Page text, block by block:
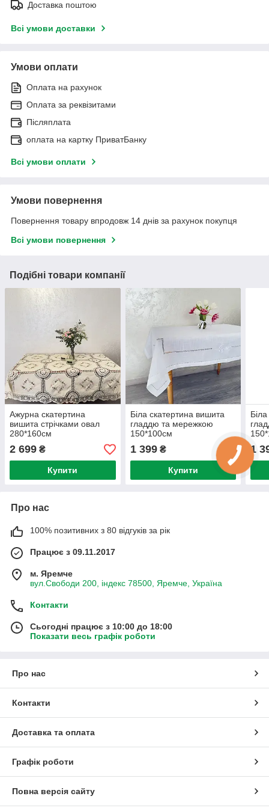
Доставка поштою
Всі умови доставки
Умови оплати
Оплата на рахунок
Оплата за реквізитами
Післяплата
оплата на картку ПриватБанку
Всі умови оплати
Умови повернення
Повернення товару впродовж 14 днів за рахунок покупця
Всі умови повернення
Подібні товари компанії
Ажурна скатертина
вишита стрічками овал
280*160см
2 699 ₴
Купити
Біла скатертина вишита
гладдю та мережкою
150*100см
1 399₴
Купити
1
Про нас
100% позитивних з 80 відгуків за рік
Працює з 09.11.2017
м. Яремче
вул.Свободи 200, індекс 78500, Яремче, Україна
Контакти
Сьогодні працює з 10:00 до 18:00
Показати весь графік роботи
Про нас
Контакти
Доставка та оплата
Графік роботи
Повна версія сайту